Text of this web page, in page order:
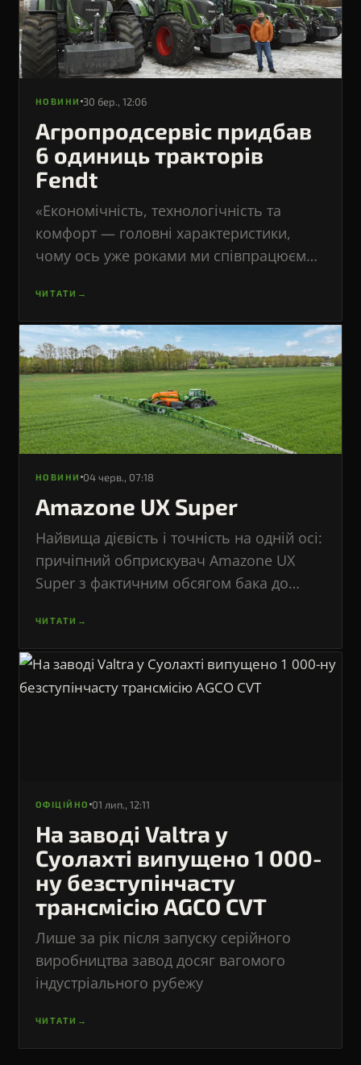
НОВИНИ 30 бер., 12:06
Агропродсервіс придбав
6 одиниць тракторів
Fendt
«Економічність, технологічність та
комфорт — головні характеристики,
чому ось уже роками ми співпрацюємо
бренду Fendt компанією
«Агроструктура», – Віталій Чайківський,
технічний директор компанії
«Агропродсервіс»
ЧИТАТИ →
НОВИНИ 04 черв., 07:18
Amazone UX Super
Найвища дієвість і точність на одній осі:
причіпний обприскувач Amazone UX
Super з фактичним обсягом бака до
ЧИТАТИ →
ОФІЦІЙНО 01 лип., 12:11
На заводі Valtra у
Суолахті випущено 1 000-
ну безступінчасту
трансмісію AGCO CVT
Лише за рік після запуску серійного
виробництва завод досяг вагомого
індустріального рубежу
ЧИТАТИ →